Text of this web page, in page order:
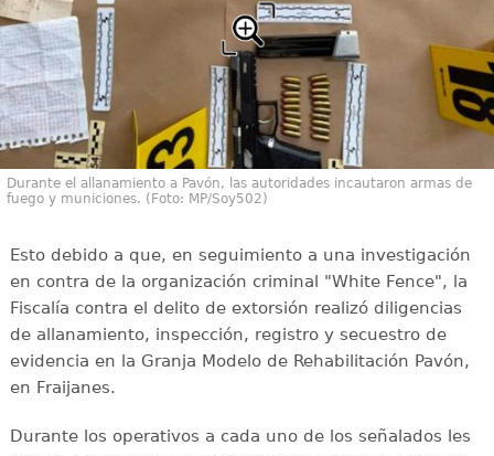
Durante el allanamiento a Pavón, las autoridades incautaron armas de
fuego y municiones. (Foto: MP/Soy502)
Esto debido a que, en seguimiento a una investigación
en contra de la organización criminal "White Fence", la
Fiscalía contra el delito de extorsión realizó diligencias
de allanamiento, inspección, registro y secuestro de
evidencia en la Granja Modelo de Rehabilitación Pavón,
en Fraijanes.
Durante los operativos a cada uno de los señalados les